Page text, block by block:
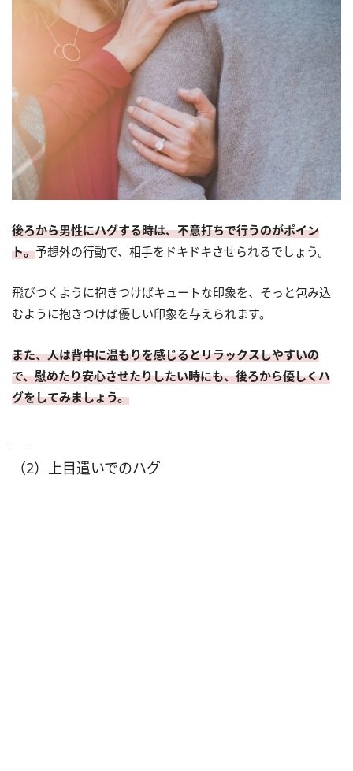
後ろから男性にハグする時は、不意打ちで行うのがポイン
ト。予想外の行動で、相手をドキドキさせられるでしょう。
飛びつくように抱きつけばキュートな印象を、そっと包み込
むように抱きつけば優しい印象を与えられます。
また、人は背中に温もりを感じるとリラックスしやすいの
で、慰めたり安心させたりしたい時にも、後ろから優しくハ
グをしてみましょう。
（2）上目遣いでのハグ